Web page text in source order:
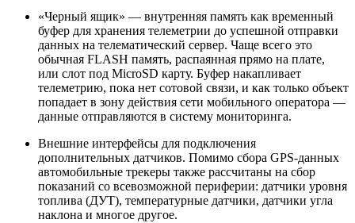
«Черный ящик» — внутренняя память как временный
буфер для хранения телеметрии до успешной отправки
данных на телематический сервер. Чаще всего это
обычная FLASH память, распаянная прямо на плате,
или слот под MicroSD карту. Буфер накапливает
телеметрию, пока нет сотовой связи, и как только объект
попадает в зону действия сети мобильного оператора —
данные отправляются в систему мониторинга.
Внешние интерфейсы для подключения
дополнительных датчиков. Помимо сбора GPS-данных
автомобильные трекеры также рассчитаны на сбор
показаний со всевозможной периферии: датчики уровня
топлива (ДУТ), температурные датчики, датчики угла
наклона и многое другое.